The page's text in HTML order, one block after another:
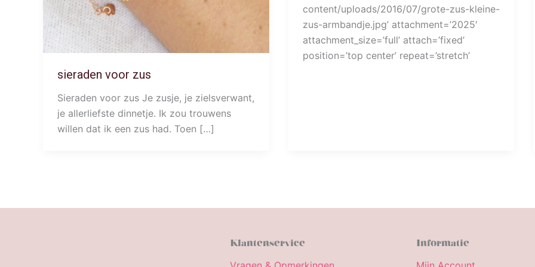
sieraden voor zus
Sieraden voor zus Je zusje, je zielsverwant,
je allerliefste dinnetje. Ik zou trouwens
willen dat ik een zus had. Toen […]
content/uploads/2016/07/grote-zus-kleine-
zus-armbandje.jpg’ attachment=’2025′
attachment_size=’full’ attach=’fixed’
position=’top center’ repeat=’stretch’
Klantenservice Informatie